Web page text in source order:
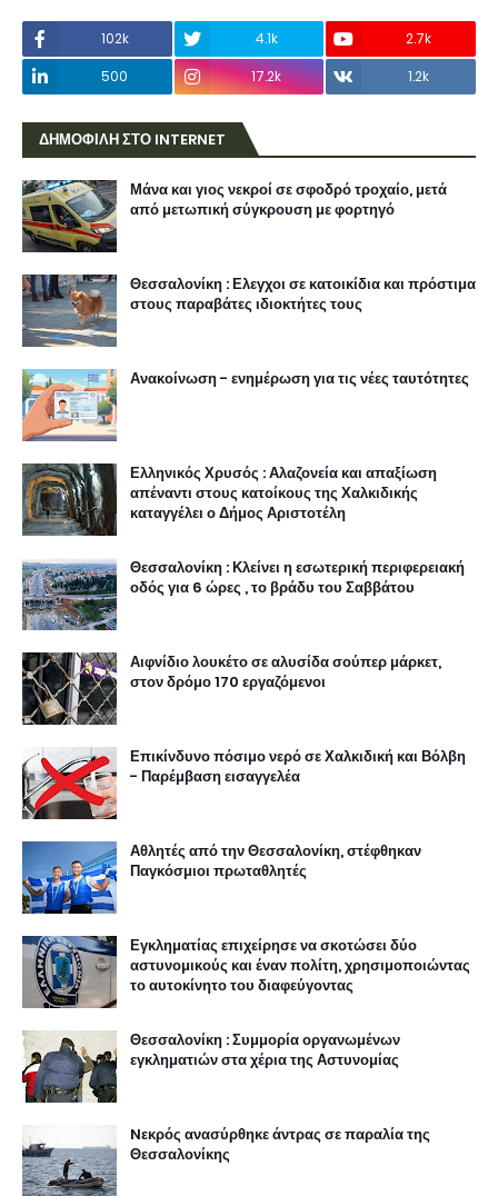
102k 4.1k
2.7k
500
17.2k 1.2k
ΔΗΜΟΦΙΛΗ ΣΤΟ INTERNET
Μάνα και γιος νεκροί σε σφοδρό τροχαίο, μετά
από μετωπική σύγκρουση με φορτηγό
Θεσσαλονίκη : Ελεγχοι σε κατοικίδια και πρόστιμα
στους παραβάτες ιδιοκτήτες τους
Ανακοίνωση - ενημέρωση για τις νέες ταυτότητες
Ελληνικός Χρυσός : Αλαζονεία και απαξίωση
απέναντι στους κατοίκους της Χαλκιδικής
καταγγέλει ο Δήμος Αριστοτέλη
Θεσσαλονίκη : Κλείνει η εσωτερική περιφερειακή
οδός για 6 ώρες , το βράδυ του Σαββάτου
Αιφνίδιο λουκέτο σε αλυσίδα σούπερ μάρκετ,
στον δρόμο 170 εργαζόμενοι
Επικίνδυνο πόσιμο νερό σε Χαλκιδική και Βόλβη
- Παρέμβαση εισαγγελέα
Αθλητές από την Θεσσαλονίκη, στέφθηκαν
Παγκόσμιοι πρωταθλητές
Εγκληματίας επιχείρησε να σκοτώσει δύο
αστυνομικούς και έναν πολίτη, χρησιμοποιώντας
το αυτοκίνητο του διαφεύγοντας
Θεσσαλονίκη : Συμμορία οργανωμένων
εγκληματιών στα χέρια της Αστυνομίας
Nεκρός ανασύρθηκε άντρας σε παραλία της
Θεσσαλονίκης